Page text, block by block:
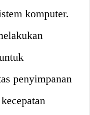
komputer.
penyimpanan